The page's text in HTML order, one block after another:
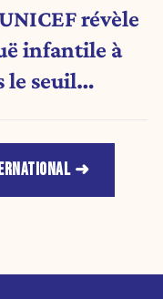
révèle
infantile à
le seuil